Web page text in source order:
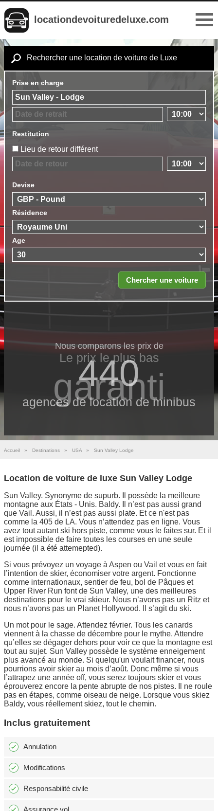
locationdevoituredeluxe.com
Rechercher une location de voiture de Luxe
Prise en charge
Restitution
Lieu de retour différent
Devise
Résidence
Age
Nous comparons les prix de
440
agences de location de minibus
Le prix le​ plus bas
garanti
Accueil » Destinations » USA » Sun Valley Lodge
Location de voiture de luxe Sun Valley Lodge
Sun Valley. Synonyme de supurb. Il possède la meilleure
montagne aux États - Unis. Baldy. Il n’est pas aussi grand
que Vail. Aussi, il n’est pas aussi plate. Et ce n'est pas
comme la 405 de LA. Vous n’attendez pas en ligne. Vous
avez tout autant ski hors piste, comme vous le faites sur. Et il
est impossible de faire toutes les courses en une seule
journée (il a été attemepted).
Si vous prévoyez un voyage à Aspen ou Vail et vous en fait
l’intention de skier, économiser votre argent. Fonctionne
comme internationaux, sentier de feu, bol de Pâques et
Upper River Run font de Sun Valley, une des meilleures
destinations pour le vrai skieur. Nous n’avons pas un Ritz et
nous n’avons pas un Planet Hollywood. Il s’agit du ski.
Un mot pour le sage. Attendez février. Tous les canards
viennent à la chasse de décembre pour le mythe. Attendre
qu’elles se dégager dehors pour voir ce que la montagne est
tout au sujet. Sun Valley possède le système enneigement
plus avancé au monde. Si quelqu'un voulait financer, nous
pourrions avoir skier au mois d’août. Donc même si vous
l’attrapez une année off, vous serez toujours skier et vous
éprouverez encore la pente abrupte de nos pistes. Il ne roule
pas en étapes, comme oiseau de neige. Lorsque vous skiez
Baldy, vous réellement skiez, tout le chemin.
Inclus gratuitement
Annulation
Modifications
Responsabilité civile